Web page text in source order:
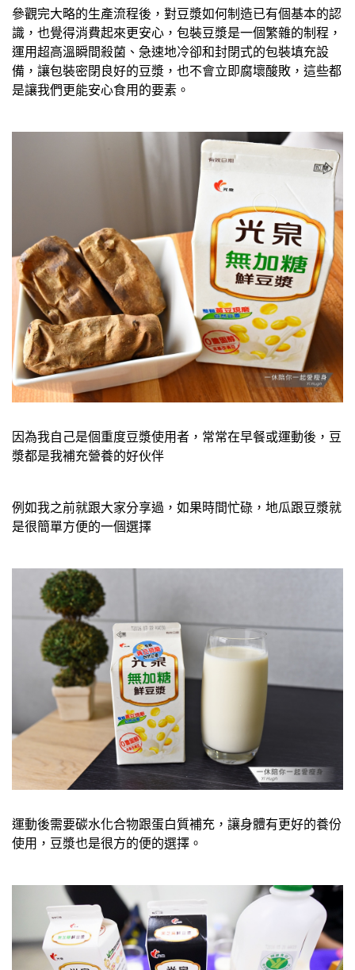
參觀完大略的生產流程後，對豆漿如何制造已有個基本的認
識，也覺得消費起來更安心，包裝豆漿是一個繁雜的制程，
運用超高溫瞬間殺菌、急速地冷卻和封閉式的包裝填充設
備，讓包裝密閉良好的豆漿，也不會立即腐壞酸敗，這些都
是讓我們更能安心食用的要素。
因為我自己是個重度豆漿使用者，常常在早餐或運動後，豆
漿都是我補充營養的好伙伴
例如我之前就跟大家分享過，如果時間忙碌，地瓜跟豆漿就
是很簡單方便的一個選擇
運動後需要碳水化合物跟蛋白質補充，讓身體有更好的養份
使用，豆漿也是很方的便的選擇。